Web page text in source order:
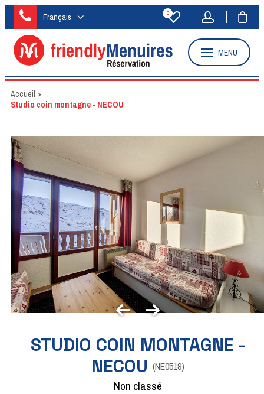
Français 0
MENU
Accueil >
Studio coin montagne - NECOU
STUDIO COIN MONTAGNE -
NECOU (NE0519)
Non classé